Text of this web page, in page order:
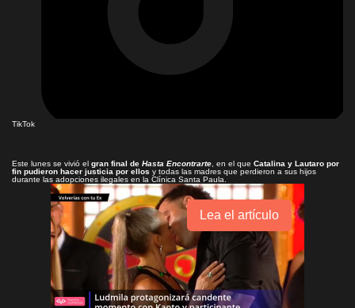
TikTok
Este lunes se vivió el gran final de Hasta Encontrarte , en el que Catalina y Lautaro por
fin pudieron hacer justicia por ellos y todas las madres que perdieron a sus hijos
durante las adopciones ilegales en la Clínica Santa Paula.
Lea el artículo